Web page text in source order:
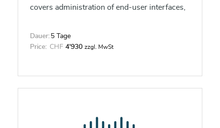
covers administration of end-user interfaces,
Dauer: 5 Tage
Price: CHF 4'930 zzgl. MwSt